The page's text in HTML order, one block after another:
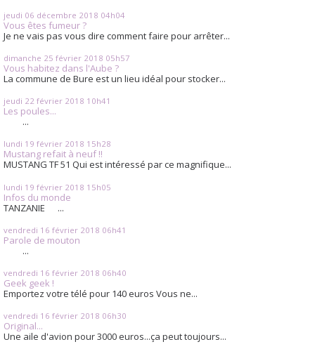
jeudi 06 décembre 2018 04h04
Vous êtes fumeur ?
Je ne vais pas vous dire comment faire pour arrêter...
dimanche 25 février 2018 05h57
Vous habitez dans l'Aube ?
La commune de Bure est un lieu idéal pour stocker...
jeudi 22 février 2018 10h41
Les poules...
...
lundi 19 février 2018 15h28
Mustang refait à neuf !!
MUSTANG TF 51 Qui est intéressé par ce magnifique...
lundi 19 février 2018 15h05
Infos du monde
TANZANIE ...
vendredi 16 février 2018 06h41
Parole de mouton
...
vendredi 16 février 2018 06h40
Geek geek !
Emportez votre télé pour 140 euros Vous ne...
vendredi 16 février 2018 06h30
Original...
Une aile d'avion pour 3000 euros...ça peut toujours...